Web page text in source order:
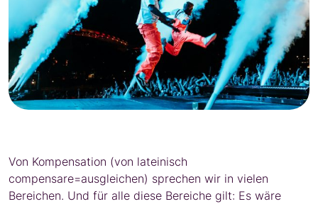
Von Kompensation (von lateinisch
compensare=ausgleichen) sprechen wir in vielen
Bereichen. Und für alle diese Bereiche gilt: Es wäre